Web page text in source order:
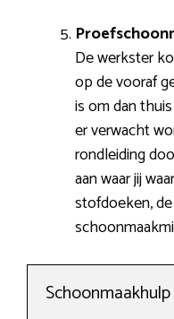
De werkster
op de vooraf
is om dan
er verwacht
rondleiding
aan waar jij
stofdoeken,